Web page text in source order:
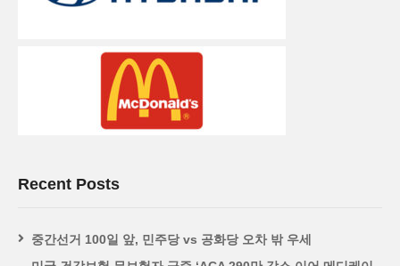
Recent Posts
중간선거 100일 앞, 민주당 vs 공화당 오차 밖 우세